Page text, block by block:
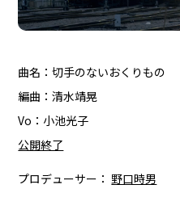
曲名：切手のないおくりもの
編曲：清水靖晃
Vo：小池光子
公開終了
プロデューサー：野口時男